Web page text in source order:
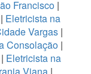
Francisco |
Eletricista na
Vargas |
Consolação |
Eletricista na